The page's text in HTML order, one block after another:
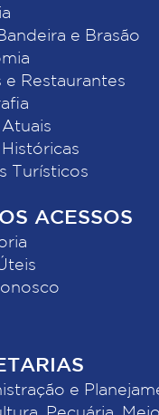
e Brasão
e Restaurantes
Turísticos
ACESSOS
e